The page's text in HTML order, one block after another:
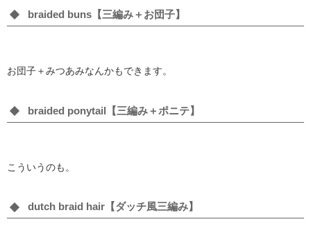
braided buns【三編み＋お団子】
お団子＋みつあみなんかもできます。
braided ponytail【三編み＋ポニテ】
こういうのも。
dutch braid hair【ダッチ風三編み】